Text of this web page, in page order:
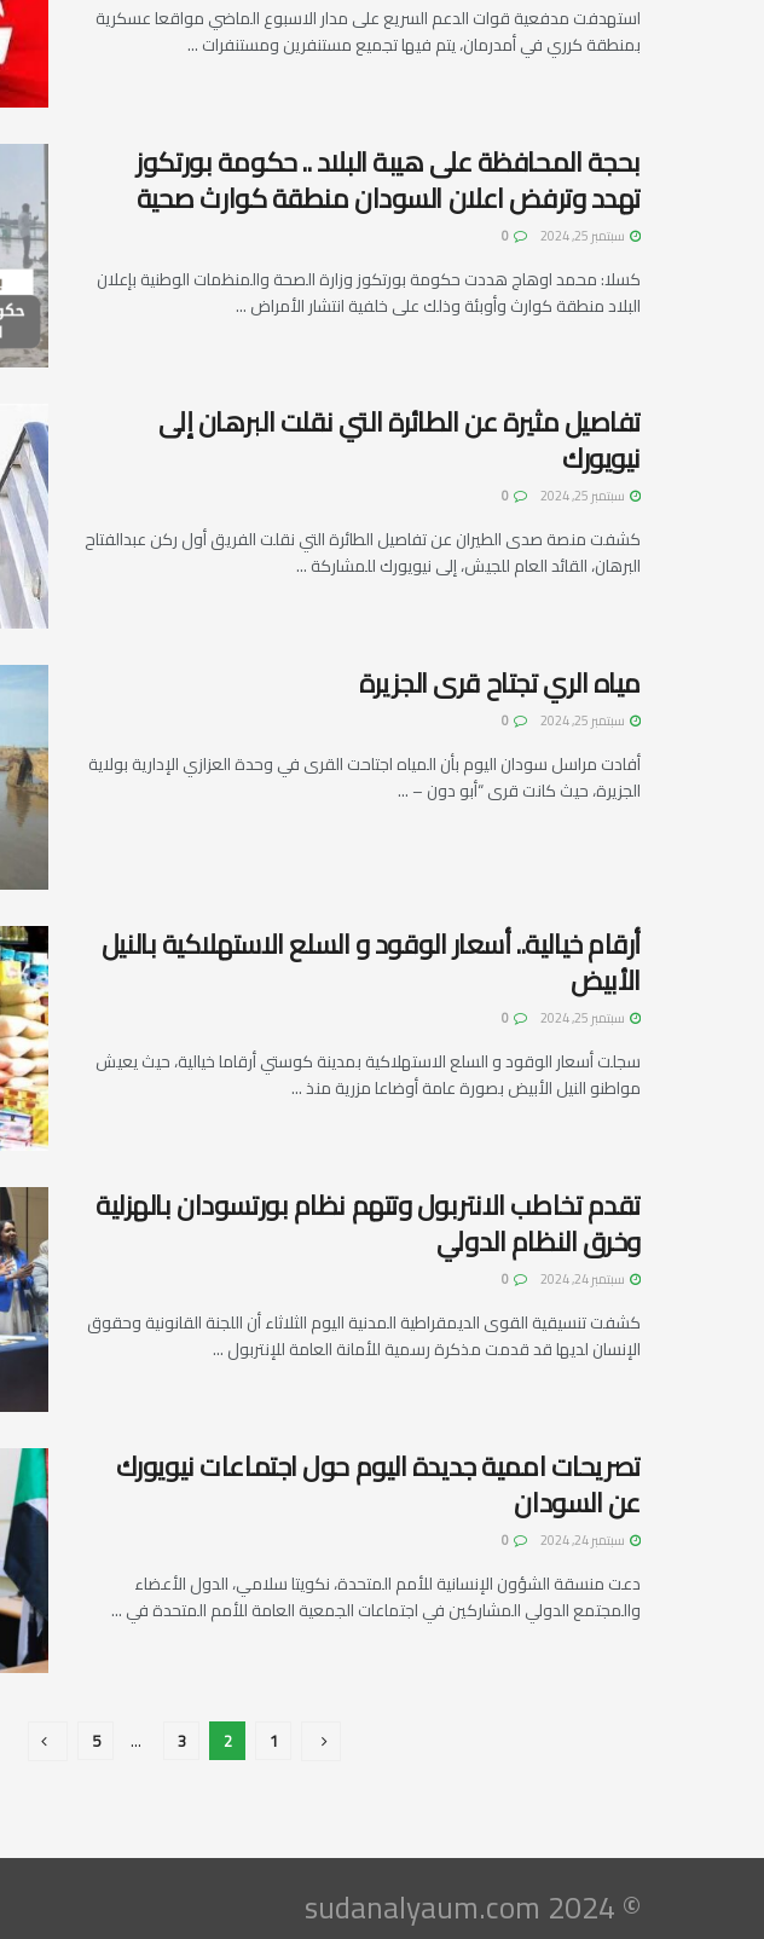
استهدفت مدفعية قوات الدعم السريع على مدار الاسبوع الماضي مواقعا عسكرية
بمنطقة كرري في أمدرمان، يتم فيها تجميع مستنفرين ومستنفرات ...
بحجة المحافظة على هيبة البلاد .. حكومة بورتكوز
تهدد وترفض اعلان السودان منطقة كوارث صحية
سبتمبر 25, 2024
كسلا: محمد اوهاج هددت حكومة بورتكوز وزارة الصحة والمنظمات الوطنية بإعلان
البلاد منطقة كوارث وأوبئة وذلك على خلفية انتشار الأمراض ...
تفاصيل مثيرة عن الطائرة التي نقلت البرهان إلى
نيويورك
سبتمبر 25, 2024
كشفت منصة صدى الطيران عن تفاصيل الطائرة التي نقلت الفريق أول ركن عبدالفتاح
البرهان، القائد العام للجيش، إلى نيويورك للمشاركة ...
مياه الري تجتاح قرى الجزيرة
سبتمبر 25, 2024
أفادت مراسل سودان اليوم بأن المياه اجتاحت القرى في وحدة العزازي الإدارية بولاية
الجزيرة، حيث كانت قرى “أبو دون – ...
أرقام خيالية.. أسعار الوقود و السلع الاستهلاكية بالنيل
الأبيض
سبتمبر 25, 2024
سجلت أسعار الوقود و السلع الاستهلاكية بمدينة كوستي أرقاما خيالية، حيث يعيش
مواطنو النيل الأبيض بصورة عامة أوضاعا مزرية منذ ...
تقدم تخاطب الانتربول وتتهم نظام بورتسودان بالهزلية
وخرق النظام الدولي
سبتمبر 24, 2024
كشفت تنسيقية القوى الديمقراطية المدنية اليوم الثلاثاء أن اللجنة القانونية وحقوق
الإنسان لديها قد قدمت مذكرة رسمية للأمانة العامة للإنتربول ...
تصريحات اممية جديدة اليوم حول اجتماعات نيويورك
عن السودان
سبتمبر 24, 2024
دعت منسقة الشؤون الإنسانية للأمم المتحدة، نكويتا سلامي، الدول الأعضاء
والمجتمع الدولي المشاركين في اجتماعات الجمعية العامة للأمم المتحدة في ...
1
2
3
…
5
© 2024 sudanalyaum.com